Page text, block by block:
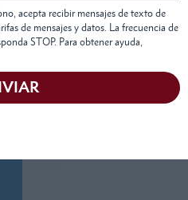
acepta recibir mensajes de texto de
de mensajes y datos. La frecuencia de
STOP. Para obtener ayuda,